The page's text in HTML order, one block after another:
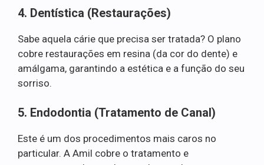
4. Dentística (Restaurações)
Sabe aquela cárie que precisa ser tratada? O plano
cobre restaurações em resina (da cor do dente) e
amálgama, garantindo a estética e a função do seu
sorriso.
5. Endodontia (Tratamento de Canal)
Este é um dos procedimentos mais caros no
particular. A Amil cobre o tratamento e